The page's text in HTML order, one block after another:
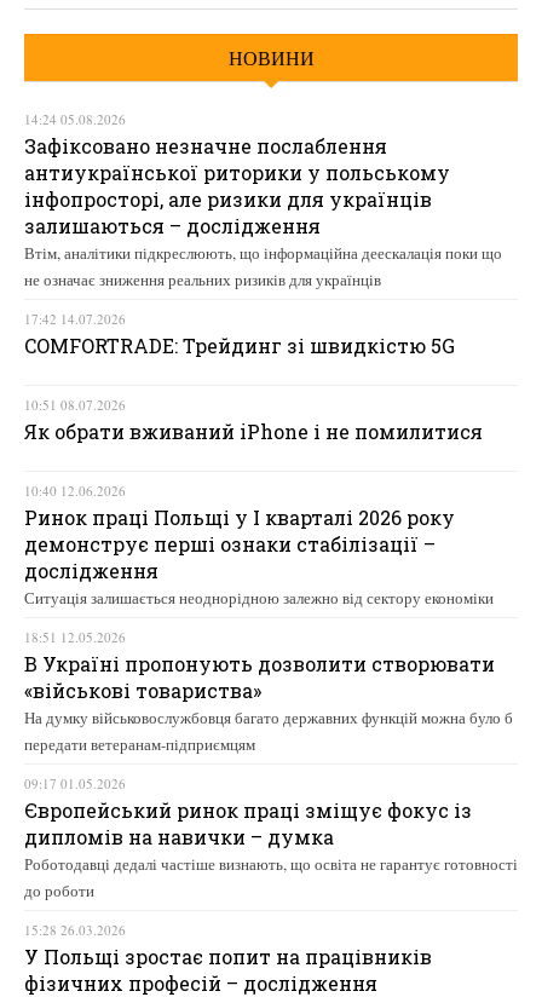
НОВИНИ
14:24 05.08.2026
Зафіксовано незначне послаблення
антиукраїнської риторики у польському
інфопросторі, але ризики для українців
залишаються – дослідження
Втім, аналітики підкреслюють, що інформаційна деескалація поки що
не означає зниження реальних ризиків для українців
17:42 14.07.2026
COMFORTRADE: Трейдинг зі швидкістю 5G
10:51 08.07.2026
Як обрати вживаний iPhone і не помилитися
10:40 12.06.2026
Ринок праці Польщі у І кварталі 2026 року
демонструє перші ознаки стабілізації –
дослідження
Ситуація залишається неоднорідною залежно від сектору економіки
18:51 12.05.2026
В Україні пропонують дозволити створювати
«військові товариства»
На думку військовослужбовця багато державних функцій можна було б
передати ветеранам-підприємцям
09:17 01.05.2026
Європейський ринок праці зміщує фокус із
дипломів на навички – думка
Роботодавці дедалі частіше визнають, що освіта не гарантує готовності
до роботи
15:28 26.03.2026
У Польщі зростає попит на працівників
фізичних професій – дослідження